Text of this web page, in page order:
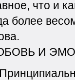
что и
более
И